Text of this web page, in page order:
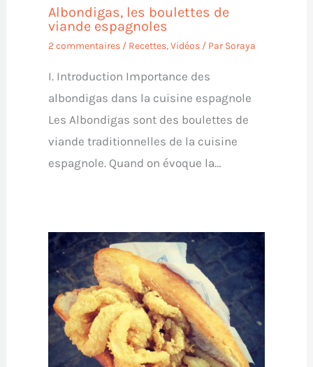
Albondigas, les boulettes de
viande espagnoles
2 commentaires / Recettes,Vidéos/ Par Soraya
I. Introduction Importance des
albondigas dans la cuisine espagnole
Les Albondigas sont des boulettes de
viande traditionnelles de la cuisine
espagnole. Quand on évoque la…